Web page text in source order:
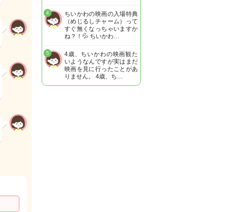
ちいかわの映画の入場特典
（めじるしチャーム）って
すぐ無くなっちゃいますか
ね？！💦 ちいかわ…
4
4歳、ちいかわの映画観た
いようなんですが実はまだ
映画を見に行ったことがあ
りません。 4歳、ち…
5